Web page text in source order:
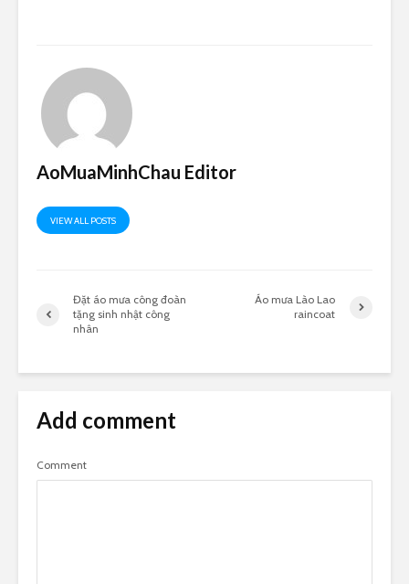
AoMuaMinhChau Editor
VIEW ALL POSTS
Đặt áo mưa công đoàn
tặng sinh nhật công
nhân
Áo mưa Lào Lao
raincoat
Add comment
Comment